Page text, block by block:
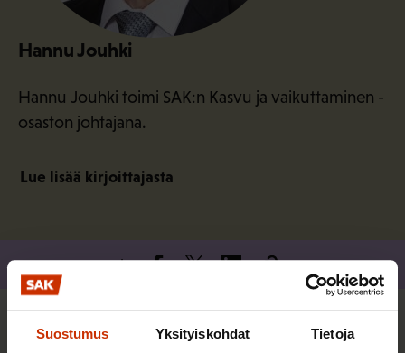
Suostumus Yksityiskohdat Tietoja
Hannu Jouhki
Hannu Jouhki toimi SAK:n Kasvu ja vaikuttaminen -
osaston johtajana.
Lue lisää kirjoittajasta
Jaa
Lisää kirjoittajalta